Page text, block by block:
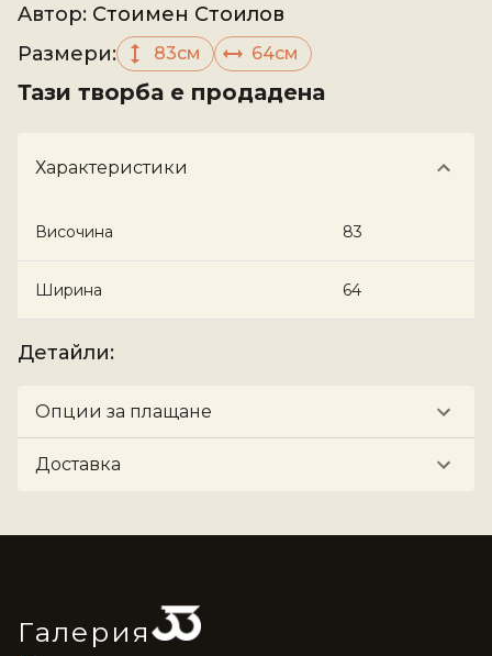
Aвтор: Стоимен Стоилов
Размери: 83см 64см
Тази творба е продадена
Характеристики
Височина 83
Ширина 64
Детайли:
Опции за плащане
Доставка
Галерия